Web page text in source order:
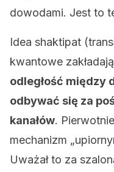
dowodami. Jest to
Idea shaktipat
kwantowe
odległość między
odbywać się za
kanałów. Pierwotnie
mechanizm
Uważał to za